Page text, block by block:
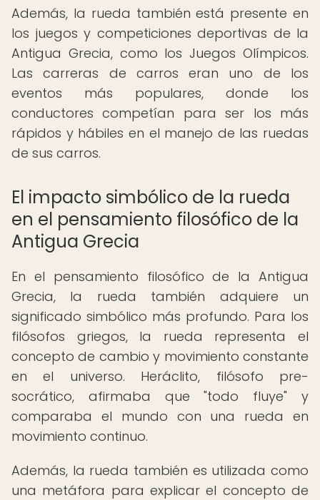
Además, la rueda también está presente en
los juegos y competiciones deportivas de la
Antigua Grecia, como los Juegos Olímpicos.
Las carreras de carros eran uno de los
eventos más populares, donde los
conductores competían para ser los más
rápidos y hábiles en el manejo de las ruedas
de sus carros.
El impacto simbólico de la rueda
en el pensamiento filosófico de la
Antigua Grecia
En el pensamiento filosófico de la Antigua
Grecia, la rueda también adquiere un
significado simbólico más profundo. Para los
filósofos griegos, la rueda representa el
concepto de cambio y movimiento constante
en el universo. Heráclito, filósofo pre-
socrático, afirmaba que "todo fluye" y
comparaba el mundo con una rueda en
movimiento continuo.
Además, la rueda también es utilizada como
una metáfora para explicar el concepto de